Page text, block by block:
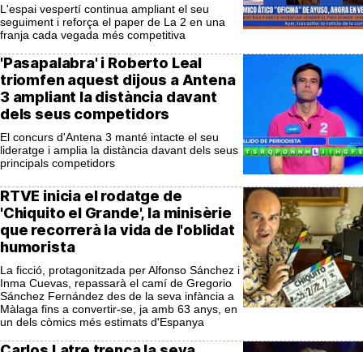
L'espai vespertí continua ampliant el seu
seguiment i reforça el paper de La 2 en una
franja cada vegada més competitiva
'Pasapalabra' i Roberto Leal
triomfen aquest dijous a Antena
3 ampliant la distància davant
dels seus competidors
El concurs d'Antena 3 manté intacte el seu
lideratge i amplia la distància davant dels seus
principals competidors
RTVE inicia el rodatge de
'Chiquito el Grande', la minisèrie
que recorrerà la vida de l'oblidat
humorista
La ficció, protagonitzada per Alfonso Sánchez i
Inma Cuevas, repassarà el camí de Gregorio
Sánchez Fernández des de la seva infància a
Màlaga fins a convertir-se, ja amb 63 anys, en
un dels còmics més estimats d'Espanya